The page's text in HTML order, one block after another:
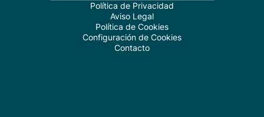
Política de Privacidad
Aviso Legal
Política de Cookies
Configuración de Cookies
Contacto